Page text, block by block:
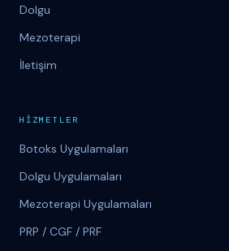
Dolgu
Mezoterapi
İletişim
H İ ZMETLER
Botoks Uygulamaları
Dolgu Uygulamaları
Mezoterapi Uygulamaları
PRP / CGF / PRF